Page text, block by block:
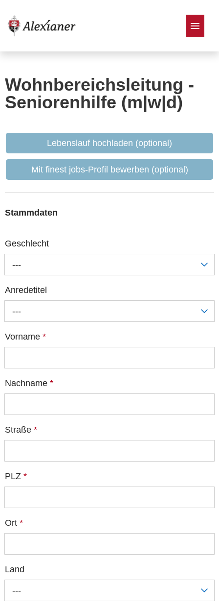
Wohnbereichsleitung -
Seniorenhilfe (m|w|d)
Lebenslauf hochladen (optional)
Mit finest jobs-Profil bewerben (optional)
Stammdaten
Geschlecht
---
Anredetitel
---
Vorname *
Nachname *
Straße *
PLZ *
Ort *
Land
---